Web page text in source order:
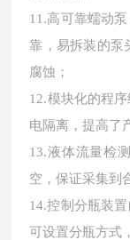
11.高可靠蠕动
靠，易拆装的泵
腐蚀；
12.模块化的程
电隔离，提高了
13.液体流量检
空，保证采集到
14.控制分瓶装
可设置分瓶方式